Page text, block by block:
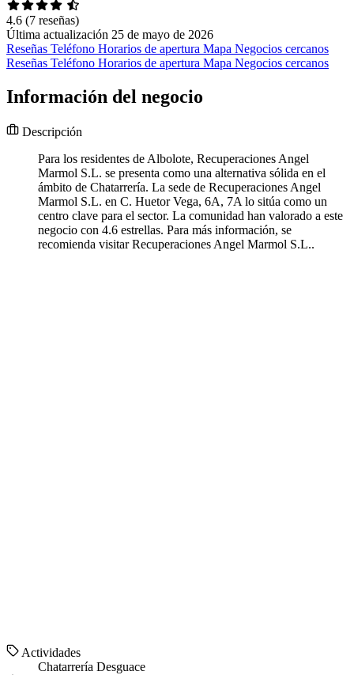
4.6 (7 reseñas)
Última actualización 25 de mayo de 2026
Reseñas Teléfono Horarios de apertura Mapa Negocios cercanos
Reseñas Teléfono Horarios de apertura Mapa Negocios cercanos
Información del negocio
Descripción
Para los residentes de Albolote, Recuperaciones Angel
Marmol S.L. se presenta como una alternativa sólida en el
ámbito de Chatarrería. La sede de Recuperaciones Angel
Marmol S.L. en C. Huetor Vega, 6A, 7A lo sitúa como un
centro clave para el sector. La comunidad han valorado a este
negocio con 4.6 estrellas. Para más información, se
recomienda visitar Recuperaciones Angel Marmol S.L..
Actividades
Chatarrería Desguace